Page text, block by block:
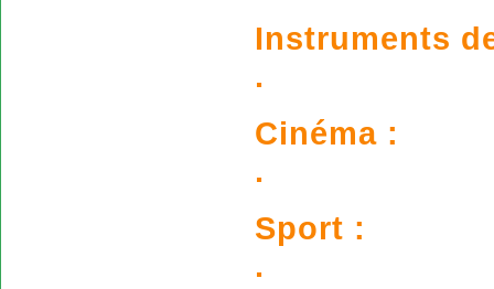
Instruments
.
Cinéma :
.
Sport :
.